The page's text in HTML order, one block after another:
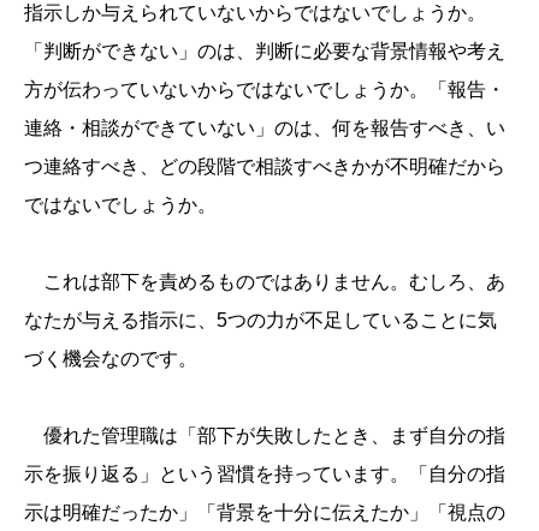
指示しか与えられていないからではないでしょうか。
「判断ができない」のは、判断に必要な背景情報や考え
方が伝わっていないからではないでしょうか。「報告・
連絡・相談ができていない」のは、何を報告すべき、い
つ連絡すべき、どの段階で相談すべきかが不明確だから
ではないでしょうか。
これは部下を責めるものではありません。むしろ、あ
なたが与える指示に、5つの力が不足していることに気
づく機会なのです。
優れた管理職は「部下が失敗したとき、まず自分の指
示を振り返る」という習慣を持っています。「自分の指
示は明確だったか」「背景を十分に伝えたか」「視点の